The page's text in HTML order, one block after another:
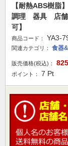
【耐熱ABS樹
調理 器具 店舗
可】
商品コード： YA3-
関連カテゴリ： 食器
販売価格(税込)： 825
ポイント： 7 Pt